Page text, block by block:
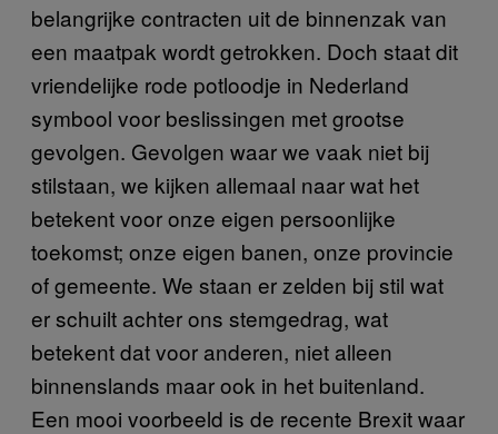
belangrijke contracten uit de binnenzak van
een maatpak wordt getrokken. Doch staat dit
vriendelijke rode potloodje in Nederland
symbool voor beslissingen met grootse
gevolgen. Gevolgen waar we vaak niet bij
stilstaan, we kijken allemaal naar wat het
betekent voor onze eigen persoonlijke
toekomst; onze eigen banen, onze provincie
of gemeente. We staan er zelden bij stil wat
er schuilt achter ons stemgedrag, wat
betekent dat voor anderen, niet alleen
binnenslands maar ook in het buitenland.
Een mooi voorbeeld is de recente Brexit waar